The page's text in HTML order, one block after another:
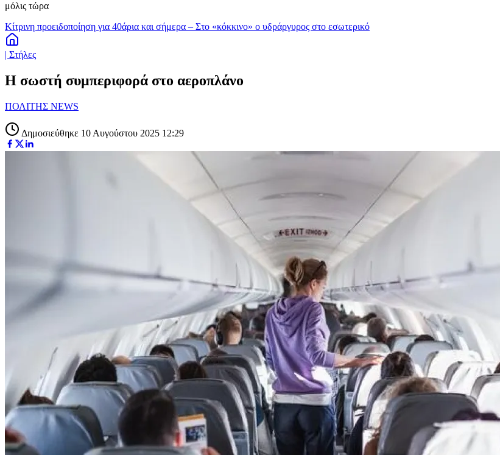
μόλις τώρα
Κίτρινη προειδοποίηση για 40άρια και σήμερα – Στο «κόκκινο» ο υδράργυρος στο εσωτερικό
| Στήλες
Η σωστή συμπεριφορά στο αεροπλάνο
ΠΟΛΙΤΗΣ NEWS
Δημοσιεύθηκε 10 Αυγούστου 2025 12:29